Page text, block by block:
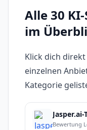
Alle 30
im
Klick dich
einzelnen
Kategorie
Jasper.ai-
Bewertung